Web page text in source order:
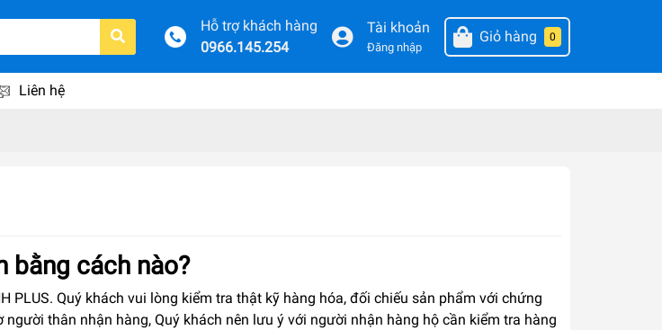
Hỗ trợ khách hàng
0966.145.254
Tài khoản
Đăng nhập
Giỏ hàng 0
Liên hệ
bằng cách nào?
PLUS. Quý khách vui lòng kiểm tra thật kỹ hàng hóa, đối chiếu sản phẩm với chứng
thân nhận hàng, Quý khách nên lưu ý với người nhận hàng hộ cần kiểm tra hàng